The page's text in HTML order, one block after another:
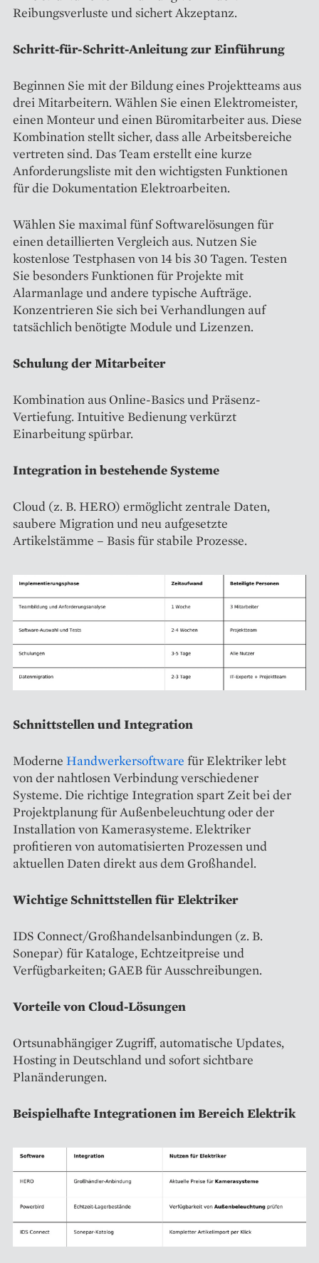
Reibungsverluste und sichert Akzeptanz.
Schritt-für-Schritt-Anleitung zur Einführung
Beginnen Sie mit der Bildung eines Projektteams aus
drei Mitarbeitern. Wählen Sie einen Elektromeister,
einen Monteur und einen Büromitarbeiter aus. Diese
Kombination stellt sicher, dass alle Arbeitsbereiche
vertreten sind. Das Team erstellt eine kurze
Anforderungsliste mit den wichtigsten Funktionen
für die Dokumentation Elektroarbeiten.
Wählen Sie maximal fünf Softwarelösungen für
einen detaillierten Vergleich aus. Nutzen Sie
kostenlose Testphasen von 14 bis 30 Tagen. Testen
Sie besonders Funktionen für Projekte mit
Alarmanlage und andere typische Aufträge.
Konzentrieren Sie sich bei Verhandlungen auf
tatsächlich benötigte Module und Lizenzen.
Schulung der Mitarbeiter
Kombination aus Online-Basics und Präsenz-
Vertiefung. Intuitive Bedienung verkürzt
Einarbeitung spürbar.
Integration in bestehende Systeme
Cloud (z. B. HERO) ermöglicht zentrale Daten,
saubere Migration und neu aufgesetzte
Artikelstämme – Basis für stabile Prozesse.
Schnittstellen und Integration
Moderne Handwerkersoftware für Elektriker lebt
von der nahtlosen Verbindung verschiedener
Systeme. Die richtige Integration spart Zeit bei der
Projektplanung für Außenbeleuchtung oder der
Installation von Kamerasysteme. Elektriker
profitieren von automatisierten Prozessen und
aktuellen Daten direkt aus dem Großhandel.
Wichtige Schnittstellen für Elektriker
IDS Connect/Großhandelsanbindungen (z. B.
Sonepar) für Kataloge, Echtzeitpreise und
Verfügbarkeiten; GAEB für Ausschreibungen.
Vorteile von Cloud-Lösungen
Ortsunabhängiger Zugriff, automatische Updates,
Hosting in Deutschland und sofort sichtbare
Planänderungen.
Beispielhafte Integrationen im Bereich Elektrik